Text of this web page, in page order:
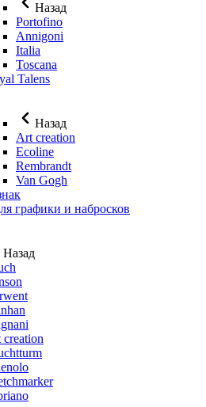
Назад
Portofino
Annigoni
Italia
Toscana
Talens
Назад
Art creation
Ecoline
Rembrandt
Van Gogh
графики и набросков
Назад